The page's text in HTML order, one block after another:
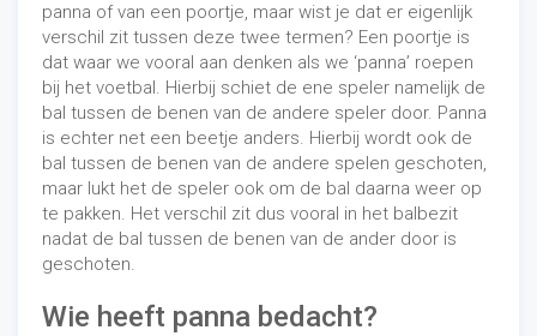
panna of van een poortje, maar wist je dat er eigenlijk
verschil zit tussen deze twee termen? Een poortje is
dat waar we vooral aan denken als we ‘panna’ roepen
bij het voetbal. Hierbij schiet de ene speler namelijk de
bal tussen de benen van de andere speler door. Panna
is echter net een beetje anders. Hierbij wordt ook de
bal tussen de benen van de andere spelen geschoten,
maar lukt het de speler ook om de bal daarna weer op
te pakken. Het verschil zit dus vooral in het balbezit
nadat de bal tussen de benen van de ander door is
geschoten.
Wie heeft panna bedacht?